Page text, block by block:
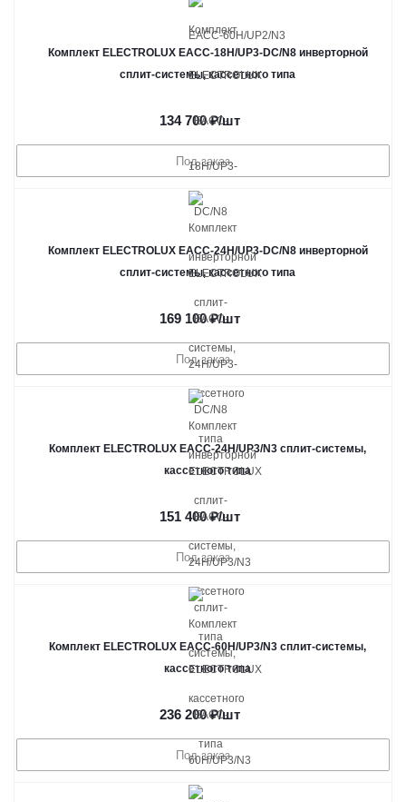
Комплект ELECTROLUX EACC-18H/UP3-DC/N8 инверторной
сплит-системы, кассетного типа
134 700₽/шт
Под заказ
Комплект ELECTROLUX EACC-24H/UP3-DC/N8 инверторной
сплит-системы, кассетного типа
169 100₽/шт
Под заказ
Комплект ELECTROLUX EACC-24H/UP3/N3 сплит-системы,
кассетного типа
151 400₽/шт
Под заказ
Комплект ELECTROLUX EACC-60H/UP3/N3 сплит-системы,
кассетного типа
236 200₽/шт
Под заказ